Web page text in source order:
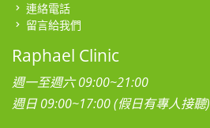
連絡電話
留言給我們
Raphael Clinic
週一至週六 09:00~21:00
週日 09:00~17:00 (假日有專人接聽)